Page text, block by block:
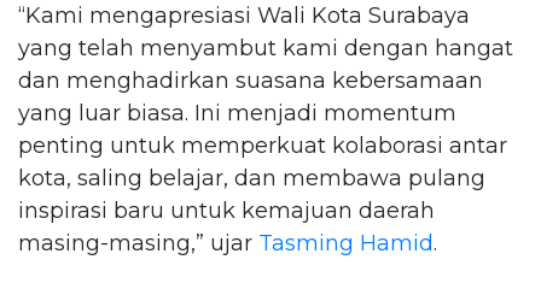
“Kami mengapresiasi Wali Kota Surabaya
yang telah menyambut kami dengan hangat
dan menghadirkan suasana kebersamaan
yang luar biasa. Ini menjadi momentum
penting untuk memperkuat kolaborasi antar
kota, saling belajar, dan membawa pulang
inspirasi baru untuk kemajuan daerah
masing-masing,” ujar Tasming Hamid.